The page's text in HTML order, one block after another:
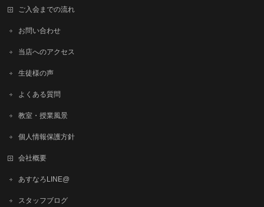
ご入会までの流れ
お問い合わせ
当店へのアクセス
生徒様の声
よくある質問
教室・授業風景
個人情報保護方針
会社概要
あすなろLINE@
スタッフブログ